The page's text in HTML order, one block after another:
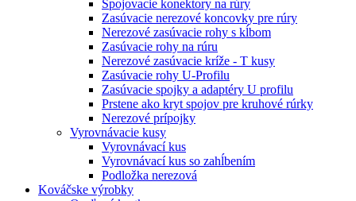
Spojovacie konektory na rúry
Zasúvacie nerezové koncovky pre rúry
Nerezové zasúvacie rohy s kĺbom
Zasúvacie rohy na rúru
Nerezové zasúvacie kríže - T kusy
Zasúvacie rohy U-Profilu
Zasúvacie spojky a adaptéry U profilu
Prstene ako kryt spojov pre kruhové rúrky
Nerezové prípojky
Vyrovnávacie kusy
Vyrovnávací kus
Vyrovnávací kus so zahĺbením
Podložka nerezová
Kováčske výrobky